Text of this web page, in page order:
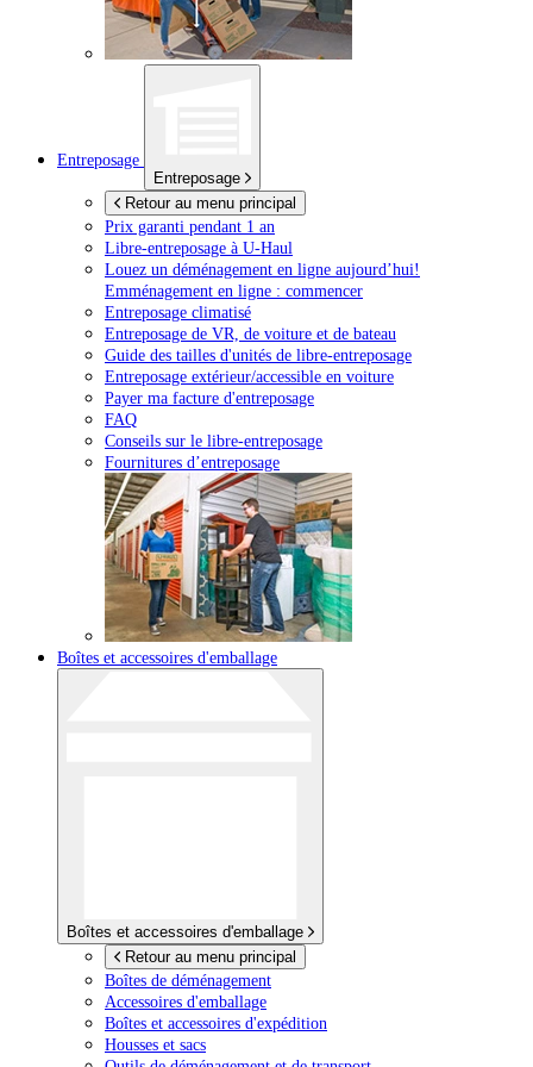
Entreposage
Entreposage
Retour au menu principal
Prix garanti pendant 1 an
Libre-entreposage à U-Haul
Louez un déménagement en ligne aujourd’hui!
Emménagement en ligne : commencer
Entreposage climatisé
Entreposage de VR, de voiture et de bateau
Guide des tailles d'unités de libre-entreposage
Entreposage extérieur/accessible en voiture
Payer ma facture d'entreposage
FAQ
Conseils sur le libre-entreposage
Fournitures d’entreposage
Boîtes et accessoires d'emballage
Boîtes et accessoires d'emballage
Retour au menu principal
Boîtes de déménagement
Accessoires d'emballage
Boîtes et accessoires d'expédition
Housses et sacs